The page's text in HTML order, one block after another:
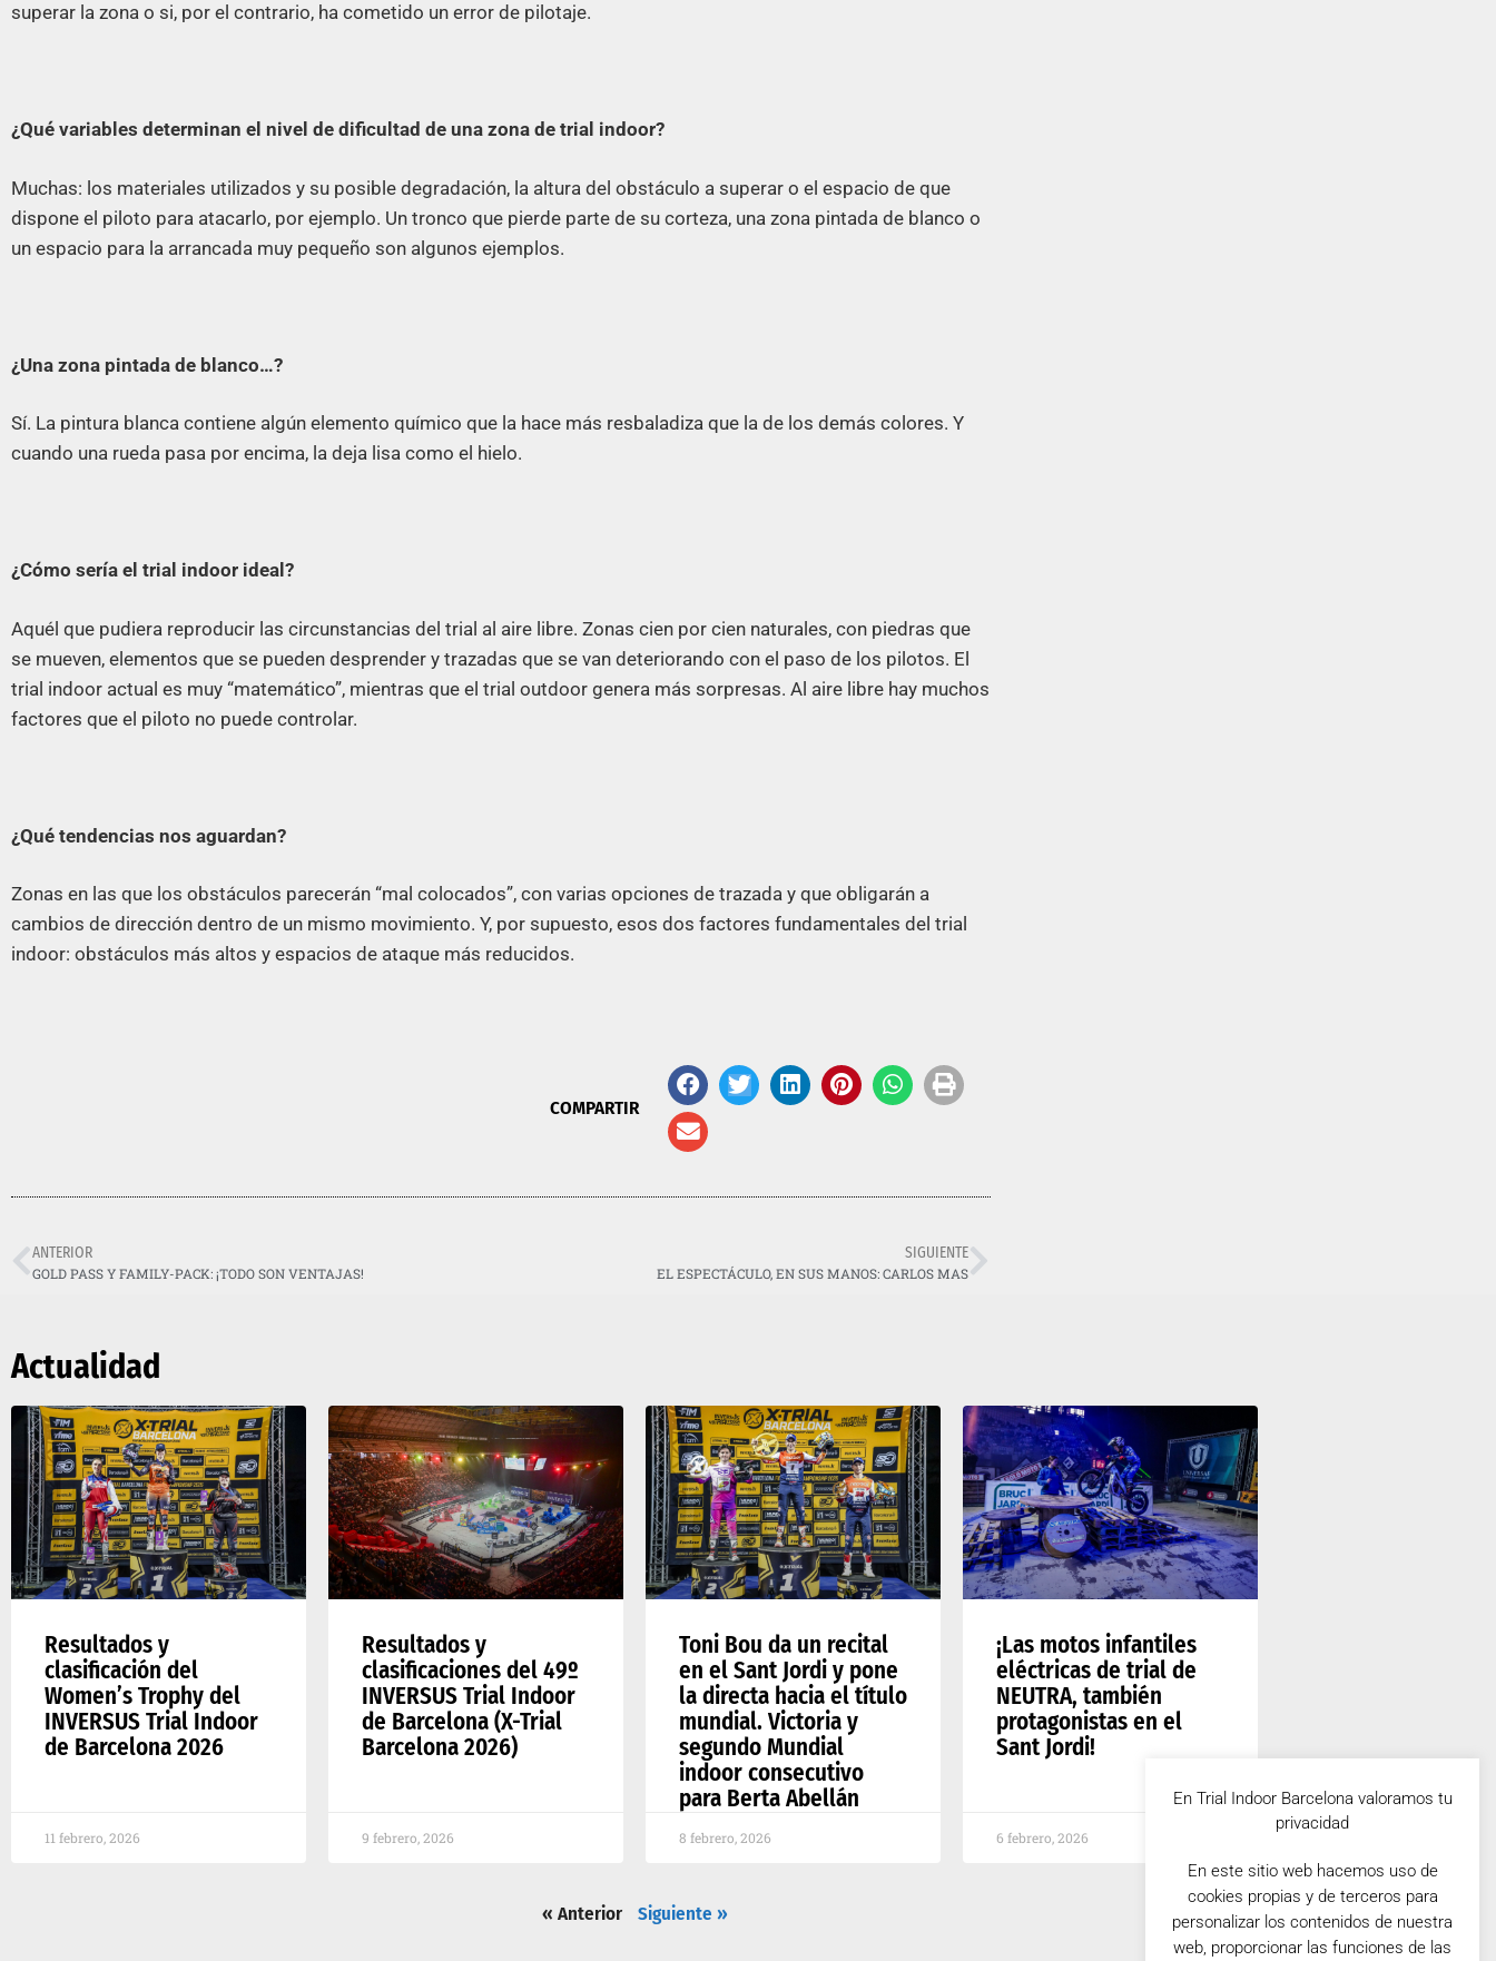
superar la zona o si, por el contrario, ha cometido un error de pilotaje.
¿Qué variables determinan el nivel de dificultad de una zona de trial indoor?
Muchas: los materiales utilizados y su posible degradación, la altura del obstáculo a superar o el espacio de que
dispone el piloto para atacarlo, por ejemplo. Un tronco que pierde parte de su corteza, una zona pintada de blanco o
un espacio para la arrancada muy pequeño son algunos ejemplos.
¿Una zona pintada de blanco…?
Sí. La pintura blanca contiene algún elemento químico que la hace más resbaladiza que la de los demás colores. Y
cuando una rueda pasa por encima, la deja lisa como el hielo.
¿Cómo sería el trial indoor ideal?
Aquél que pudiera reproducir las circunstancias del trial al aire libre. Zonas cien por cien naturales, con piedras que
se mueven, elementos que se pueden desprender y trazadas que se van deteriorando con el paso de los pilotos. El
trial indoor actual es muy “matemático”, mientras que el trial outdoor genera más sorpresas. Al aire libre hay muchos
factores que el piloto no puede controlar.
¿Qué tendencias nos aguardan?
Zonas en las que los obstáculos parecerán “mal colocados”, con varias opciones de trazada y que obligarán a
cambios de dirección dentro de un mismo movimiento. Y, por supuesto, esos dos factores fundamentales del trial
indoor: obstáculos más altos y espacios de ataque más reducidos.
COMPARTIR
ANTERIOR
GOLD PASS Y FAMILY-PACK: ¡TODO SON VENTAJAS!
SIGUIENTE
EL ESPECTÁCULO, EN SUS MANOS: CARLOS MAS
Actualidad
Resultados y
clasificación del
Women’s Trophy del
INVERSUS Trial Indoor
de Barcelona 2026
11 febrero, 2026
Resultados y
clasificaciones del 49º
INVERSUS Trial Indoor
de Barcelona (X-Trial
Barcelona 2026)
9 febrero, 2026
Toni Bou da un recital
en el Sant Jordi y pone
la directa hacia el título
mundial. Victoria y
segundo Mundial
indoor consecutivo
para Berta Abellán
8 febrero, 2026
¡Las motos infantiles
eléctricas de trial de
NEUTRA, también
protagonistas en el
Sant Jordi!
6 febrero, 2026
« Anterior Siguiente »
En Trial Indoor Barcelona valoramos tu
privacidad
En este sitio web hacemos uso de
cookies propias y de terceros para
personalizar los contenidos de nuestra
web, proporcionar las funciones de las